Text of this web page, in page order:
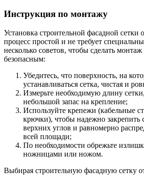
Инструкция по монтажу
Установка строительной фасадной сетки
процесс простой и не требует
несколько советов, чтобы сделать
безопасным:
Убедитесь, что поверхность, на
устанавливаться сетка, чистая и
Измерьте необходимую длину
небольшой запас на крепление;
Используйте крепежи (кабельные
крючки), чтобы надежно закрепить
верхних углов и равномерно
всей площади;
По необходимости обрежьте
ножницами или ножом.
Выбирая строительную фасадную сетку